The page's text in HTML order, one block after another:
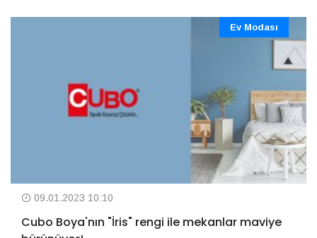
Ev Modası
09.01.2023 10:10
Cubo Boya'nın "İris" rengi ile mekanlar maviye